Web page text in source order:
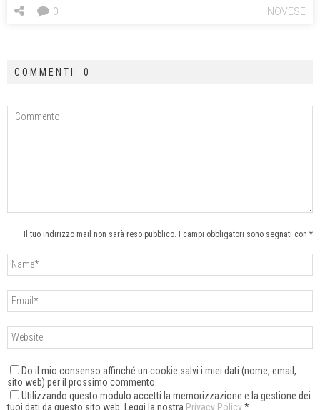
NOVESE
0
COMMENTI: 0
Il tuo indirizzo mail non sarà reso pubblico. I campi obbligatori sono segnati con *
Do il mio consenso affinché un cookie salvi i miei dati (nome, email,
sito web) per il prossimo commento.
Utilizzando questo modulo accetti la memorizzazione e la gestione dei
tuoi dati da questo sito web. Leggi la nostra Privacy Policy*